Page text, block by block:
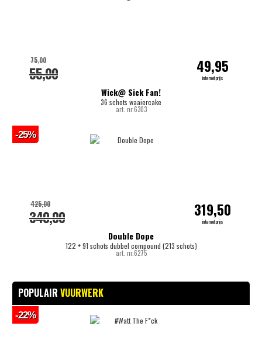
Wick@ Sick Fan!
36 schots waaiercake
art. nr.6303
55,00
75,00 49,95
internetprijs
Double Dope
122 + 91 schots dubbel compound (213 schots)
art. nr.6275
340,00
425,00 319,50
internetprijs
-25%
POPULAIR VUURWERK
-22%